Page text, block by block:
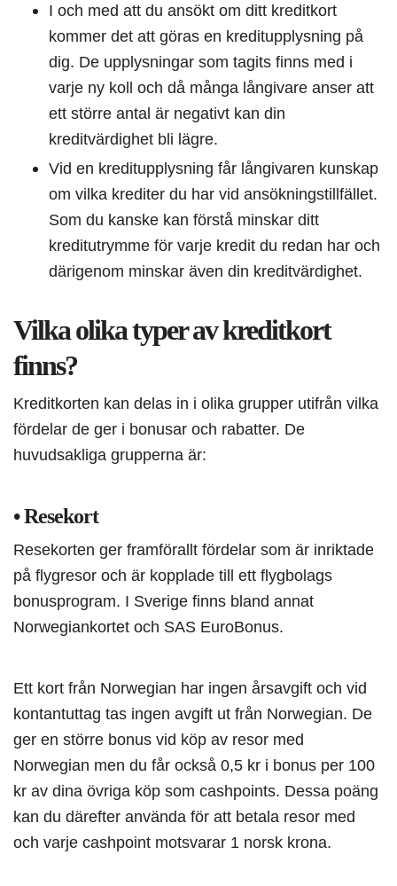
I och med att du ansökt om ditt kreditkort
kommer det att göras en kreditupplysning på
dig. De upplysningar som tagits finns med i
varje ny koll och då många långivare anser att
ett större antal är negativt kan din
kreditvärdighet bli lägre.
Vid en kreditupplysning får långivaren kunskap
om vilka krediter du har vid ansökningstillfället.
Som du kanske kan förstå minskar ditt
kreditutrymme för varje kredit du redan har och
därigenom minskar även din kreditvärdighet.
Vilka olika typer av kreditkort
finns?
Kreditkorten kan delas in i olika grupper utifrån vilka
fördelar de ger i bonusar och rabatter. De
huvudsakliga grupperna är:
• Resekort
Resekorten ger framförallt fördelar som är inriktade
på flygresor och är kopplade till ett flygbolags
bonusprogram. I Sverige finns bland annat
Norwegiankortet och SAS EuroBonus.
Ett kort från Norwegian har ingen årsavgift och vid
kontantuttag tas ingen avgift ut från Norwegian. De
ger en större bonus vid köp av resor med
Norwegian men du får också 0,5 kr i bonus per 100
kr av dina övriga köp som cashpoints. Dessa poäng
kan du därefter använda för att betala resor med
och varje cashpoint motsvarar 1 norsk krona.